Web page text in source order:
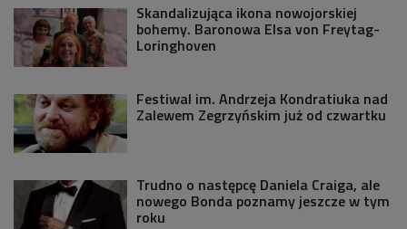
Skandalizująca ikona nowojorskiej
bohemy. Baronowa Elsa von Freytag-
Loringhoven
Festiwal im. Andrzeja Kondratiuka nad
Zalewem Zegrzyńskim już od czwartku
Trudno o następcę Daniela Craiga, ale
nowego Bonda poznamy jeszcze w tym
roku